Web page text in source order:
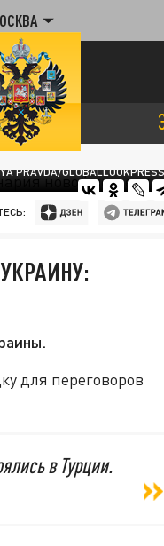
PRAVDA/GLOBALLOOKPRESS
для переговоров
в Турции.